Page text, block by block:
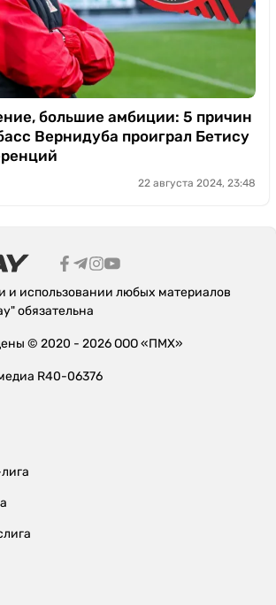
большие амбиции: 5 причин
Вернидуба проиграл Бетису
22 августа 2024, 23:48
и использовании любых материалов
обязательна
© 2020 - 2026 ООО «ПМХ»
R40-06376